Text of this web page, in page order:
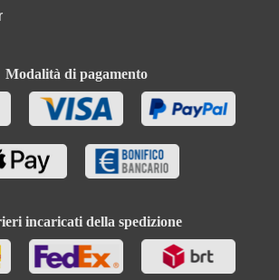
Modalità di pagamento
incaricati della spedizione